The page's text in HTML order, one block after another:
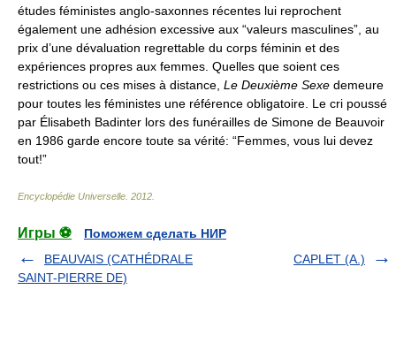
études féministes anglo-saxonnes récentes lui reprochent
également une adhésion excessive aux “valeurs masculines”, au
prix d’une dévaluation regrettable du corps féminin et des
expériences propres aux femmes. Quelles que soient ces
restrictions ou ces mises à distance, Le Deuxième Sexe demeure
pour toutes les féministes une référence obligatoire. Le cri poussé
par Élisabeth Badinter lors des funérailles de Simone de Beauvoir
en 1986 garde encore toute sa vérité: “Femmes, vous lui devez
tout!”
Encyclopédie Universelle 2012
Игры ⚽
Поможем сделать НИР
BEAUVAIS (CATHÉDRALE
SAINT-PIERRE DE)
CAPLET (A.)